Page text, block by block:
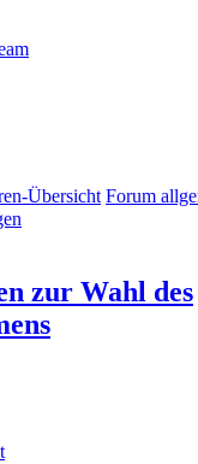
Übersicht Forum
zur Wahl des